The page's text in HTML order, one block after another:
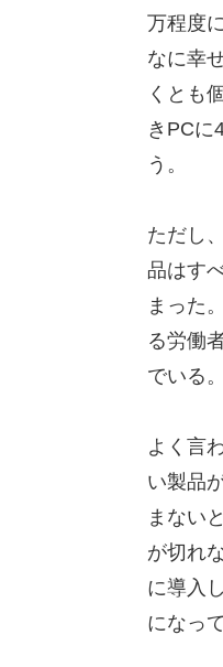
万程度
なに幸
くとも
きPCに
う。
ただし
品はす
まった
る労働
でいる。
よく言
い製品
まない
が切れ
に導入
になっ